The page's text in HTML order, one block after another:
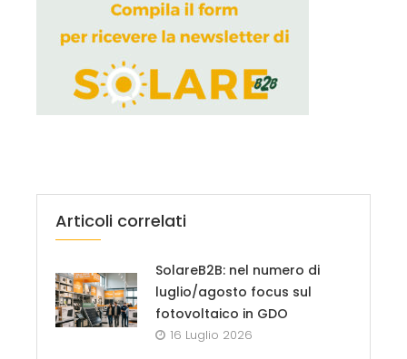
Articoli correlati
SolareB2B: nel numero di
luglio/agosto focus sul
fotovoltaico in GDO
16 Luglio 2026